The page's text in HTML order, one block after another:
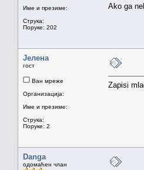
Име и презиме:
Струка:
Поруке: 202
Ako ga
Јелена
гост
Ван мреже
Организација:
Име и презиме:
Струка:
Поруке: 2
Zapisi
Danga
одомаћен члан